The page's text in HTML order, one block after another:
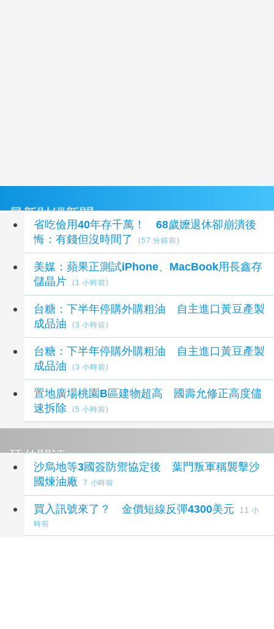
最新財經新聞
省吃儉用40年存千萬！ 68歲嬤退休卻崩潰後
悔：有錢但沒時間了
(57 分鐘前)
美媒：蘋果正測試iPhone、MacBook用長鑫存
儲晶片
(1 小時前)
台糖：下半年停購外購粗油 自主進口黃豆產製
成品油
(3 小時前)
台糖：下半年停購外購粗油 自主進口黃豆產製
成品油
(3 小時前)
置地廣場桃園B區建物超高 國壽允修正高度儘
速拆除
(5 小時前)
延伸閱讀
沙烏地等3國簽防禦協定後 葉門叛軍稱襲擊沙
國煉油廠
7 小時前
買入訊號來了？ 金價短線反彈4300美元
11 小
時前